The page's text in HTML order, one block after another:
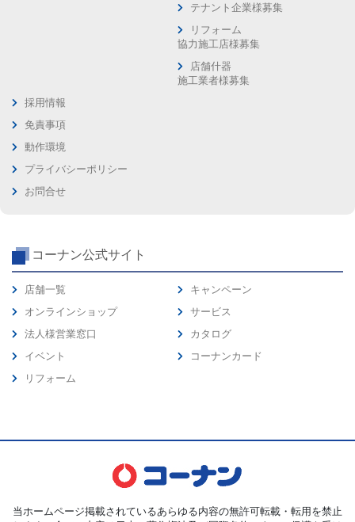
テナント企業様募集
リフォーム
協力施工店様募集
店舗什器
施工業者様募集
採用情報
免責事項
動作環境
プライバシーポリシー
お問合せ
コーナン公式サイト
店舗一覧
オンラインショップ
法人様営業窓口
イベント
リフォーム
キャンペーン
サービス
カタログ
コーナンカード
当ホームページ掲載されているあらゆる内容の無許可転載・転用を禁止